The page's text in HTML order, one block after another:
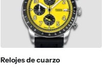
Relojes de cuarzo